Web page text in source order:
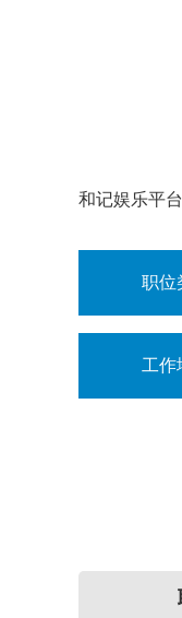
和记娱乐平
职位
工作